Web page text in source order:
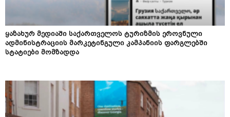
ყაზახურ მედიაში საქართველოს ტურიზმის ეროვნული
ადმინისტრაციის მარკეტინგული კამპანიის ფარგლებში
სტატიები მომზადდა